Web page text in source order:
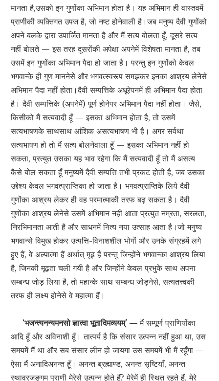
मानता है,उसको इन गुणोंका अभिमान होता है। यह अभिमान ही वास्तवमें
प्राणीकी व्यक्तिगत उपज है, जो नष्ट होनेवाली है।जब मनुष्य दैवी गुणोंको
अपने बलके द्वारा उपार्जित मानता है और मैं सत्य बोलता हूँ, दूसरे सत्य
नहीं बोलते — इस तरह दूसरोंकी अपेक्षा अपनेमें विशेषता मानता है, तब
उसमें इन गुणोंका अभिमान पैदा हो जाता है। परन्तु इन गुणोंको केवल
भगवान्के ही गुण माननेसे और भगवत्स्वरूप समझकर इनका आश्रय लेनेसे
अभिमान पैदा नहीं होता।दैवी सम्पत्तिके अधूरेपनमें ही अभिमान पैदा होता
है। दैवी सम्पत्तिके (अपनेमें) पूर्ण होनेपर अभिमान पैदा नहीं होता। जैसे,
किसीको मैं सत्यवादी हूँ — इसका अभिमान होता है, तो उसमें
सत्यभाषणके साथसाथ आंशिक असत्यभाषण भी है। अगर सर्वथा
सत्यभाषण हो तो मैं सत्य बोलनेवाला हूँ — इसका अभिमान नहीं हो
सकता, प्रत्युत उसका यह भाव रहेगा कि मैं सत्यवादी हूँ तो मैं असत्य
कैसे बोल सकता हूँ मनुष्यमें दैवी सम्पत्ति तभी प्रकट होती है, जब उसका
उद्देश्य केवल भगवत्प्राप्तिका हो जाता है। भगवत्प्राप्तिके लिये दैवी
गुणोंका आश्रय लेकर ही वह परमात्माकी तरफ बढ़ सकता है। दैवी
गुणोंका आश्रय लेनेसे उसमें अभिमान नहीं आता प्रत्युत नम्रता, सरलता,
निरभिमानता आती है और साधनमें नित्य नया उत्साह आता है।जो मनुष्य
भगवान्से विमुख होकर उत्पत्ति-विनाशशील भोगों और उनके संग्रहमें लगे
हुए हैं, वे अल्पात्मा हैं अर्थात् मूढ़ हैं परन्तु जिन्होंने भगवान्का आश्रय लिया
है, जिनकी मूढ़ता चली गयी है और जिन्होंने केवल प्रभुके साथ अपना
सम्बन्ध जोड़ लिया है, तो महान्के साथ सम्बन्ध जोड़नेसे, सत्यतत्त्वकी
तरफ ही लक्ष्य होनेसे वे महात्मा हैं।
‘भजन्त्यनन्यमनसो ज्ञात्वा भूतादिमव्ययम्’ —मैं सम्पूर्ण प्राणियोंका
आदि हूँ और अविनाशी हूँ। तात्पर्य है कि संसार उत्पन्न नहीं हुआ था, उस
समयमें मैं था और सब संसार लीन हो जायगा उस समयमें भी मैं रहूँगा —
ऐसा मैं अनादिअनन्त हूँ। अनन्त ब्रह्माण्ड, अनन्त सृष्टियाँ, अनन्त
स्थावरजङ्गम प्राणी मेरेसे उत्पन्न होते हैं? मेरेमें ही स्थित रहते हैं, मेरे